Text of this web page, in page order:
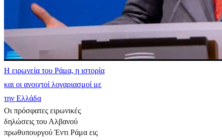
Η ειρωνεία του Ράμα, η ιστορία
και οι ανοιχτοί λογαριασμοί με
την Ελλάδα
Οι πρόσφατες ειρωνικές
δηλώσεις του Αλβανού
πρωθυπουργού Έντι Ράμα εις